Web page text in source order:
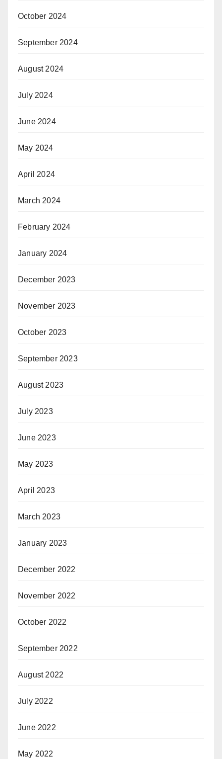
October 2024
September 2024
August 2024
July 2024
June 2024
May 2024
April 2024
March 2024
February 2024
January 2024
December 2023
November 2023
October 2023
September 2023
August 2023
July 2023
June 2023
May 2023
April 2023
March 2023
January 2023
December 2022
November 2022
October 2022
September 2022
August 2022
July 2022
June 2022
May 2022